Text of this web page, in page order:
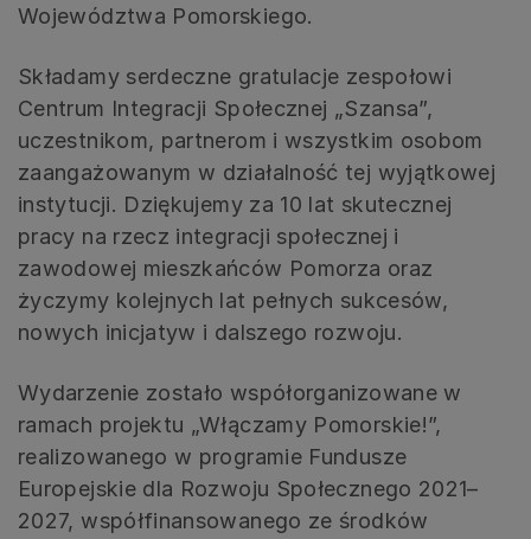
Województwa Pomorskiego.
Składamy serdeczne gratulacje zespołowi
Centrum Integracji Społecznej „Szansa”,
uczestnikom, partnerom i wszystkim osobom
zaangażowanym w działalność tej wyjątkowej
instytucji. Dziękujemy za 10 lat skutecznej
pracy na rzecz integracji społecznej i
zawodowej mieszkańców Pomorza oraz
życzymy kolejnych lat pełnych sukcesów,
nowych inicjatyw i dalszego rozwoju.
Wydarzenie zostało współorganizowane w
ramach projektu „Włączamy Pomorskie!”,
realizowanego w programie Fundusze
Europejskie dla Rozwoju Społecznego 2021–
2027, współfinansowanego ze środków